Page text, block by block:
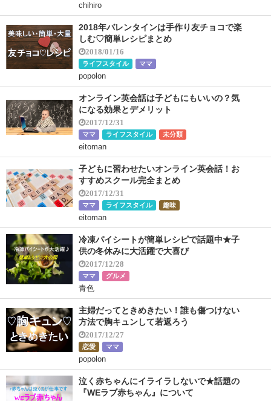
chihiro
2018年バレンタインは手作り友チョコで楽
しむ♡簡単レシピまとめ
2018/01/16
ライフスタイル ママ
popolon
オンライン英会話は子どもにもいいの？気
になる効果とデメリット
2017/12/31
ママ ライフスタイル 未分類
eitoman
子どもに習わせたいオンライン英会話！お
すすめスクール完全まとめ
2017/12/31
ママ ライフスタイル 趣味
eitoman
冷凍パイシートが簡単レシピで話題中★子
供の冬休みに大活躍で大喜び
2017/12/28
ママ グルメ
青色
主婦だってときめきたい！誰も傷つけない
方法で胸キュンして若返ろう
2017/12/27
恋愛 ママ
popolon
泣く赤ちゃんにイライラしないで★話題の
『WEラブ赤ちゃん』について